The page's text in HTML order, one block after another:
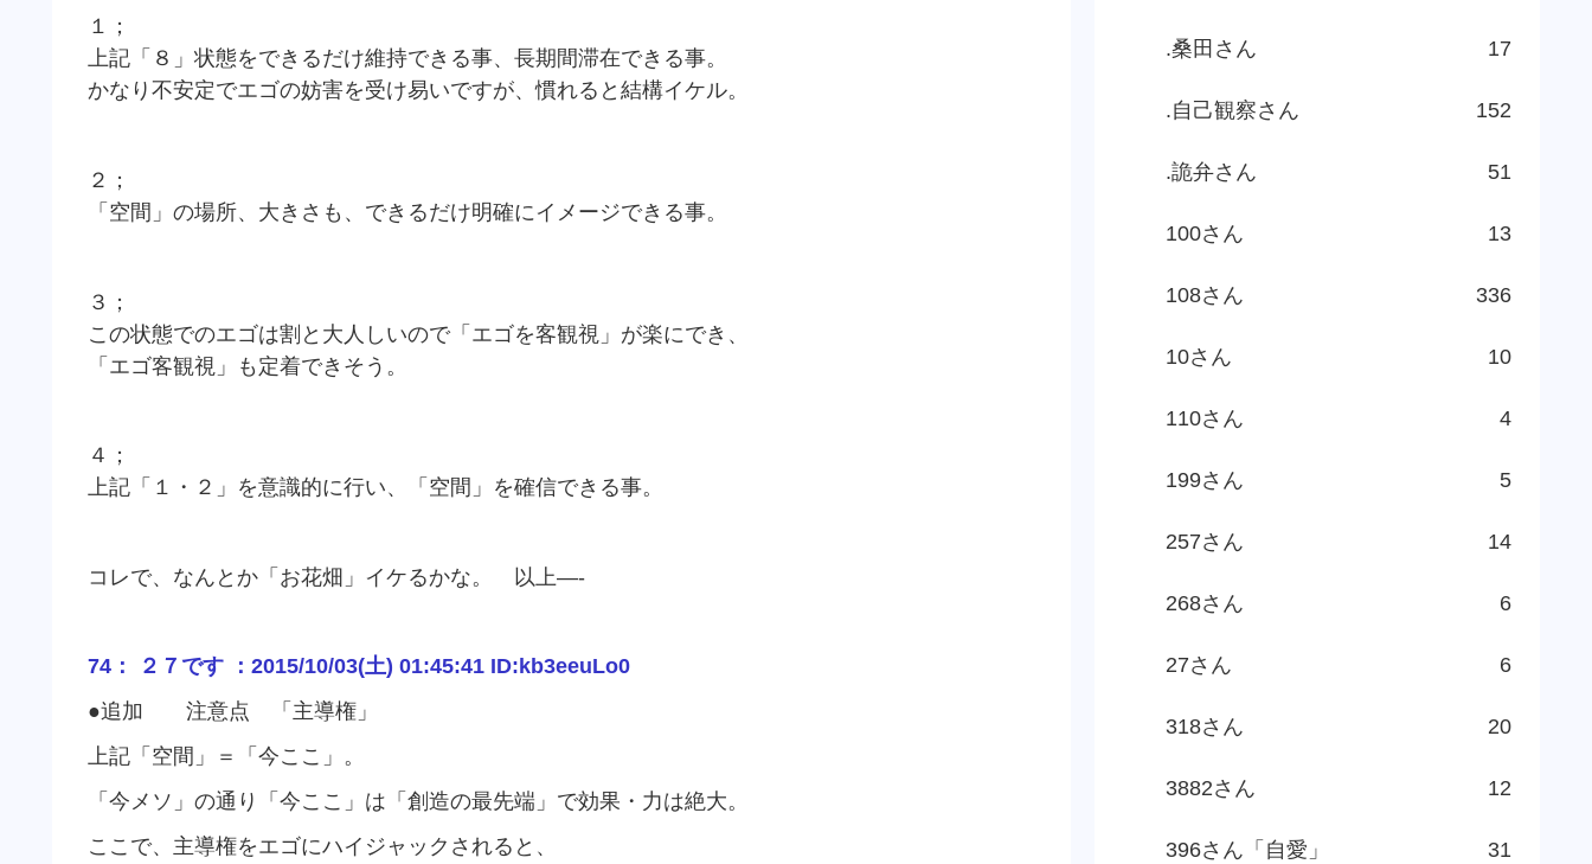
１；
上記「８」状態をできるだけ維持できる事、長期間滞在できる事。
かなり不安定でエゴの妨害を受け易いですが、慣れると結構イケル。
２；
「空間」の場所、大きさも、できるだけ明確にイメージできる事。
３；
この状態でのエゴは割と大人しいので「エゴを客観視」が楽にでき、
「エゴ客観視」も定着できそう。
４；
上記「１・２」を意識的に行い、「空間」を確信できる事。
コレで、なんとか「お花畑」イケるかな。 以上—-
74： ２７です ：2015/10/03(土) 01:45:41 ID:kb3eeuLo0
●追加 注意点 「主導権」
上記「空間」＝「今ここ」。
「今メソ」の通り「今ここ」は「創造の最先端」で効果・力は絶大。
ここで、主導権をエゴにハイジャックされると、
.桑田さん 17
.自己観察さん 152
.詭弁さん 51
100さん 13
108さん 336
10さん 10
110さん 4
199さん 5
257さん 14
268さん 6
27さん 6
318さん 20
3882さん 12
396さん「自愛」 31